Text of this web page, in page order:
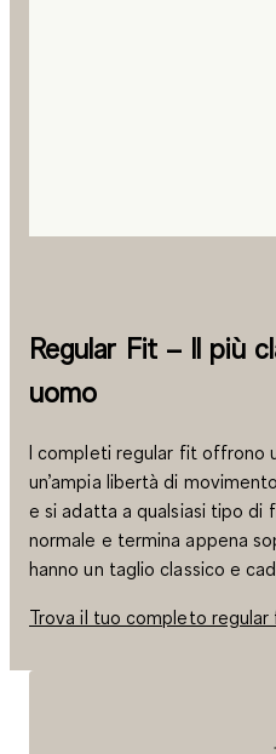
Regular Fit – Il più
uomo
I completi regular fit offrono
un’ampia libertà di
e si adatta a qualsiasi tipo di
normale e termina appena
hanno un taglio classico e
Trova il tuo completo